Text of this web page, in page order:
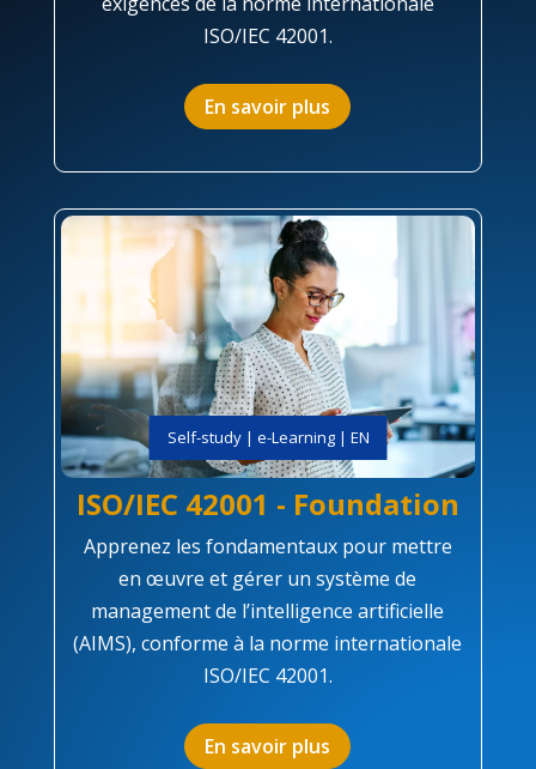
ISO/IEC 42001.
En savoir plus
Self-study | e-Learning | EN
ISO/IEC 42001 - Foundation
Apprenez les fondamentaux pour mettre
en œuvre et gérer un système de
management de l’intelligence artificielle
(AIMS), conforme à la norme internationale
ISO/IEC 42001.
En savoir plus